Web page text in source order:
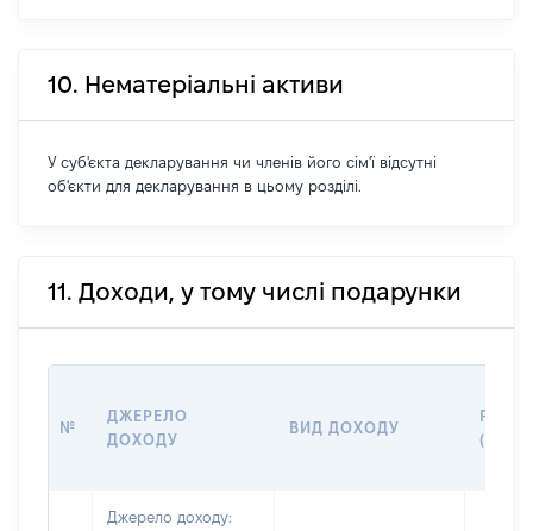
10. Нематеріальні активи
У суб'єкта декларування чи членів його сім'ї відсутні
об'єкти для декларування в цьому розділі.
11. Доходи, у тому числі подарунки
№
ДЖЕРЕЛО
ДОХОДУ
ВИД ДОХОДУ
Джерело доходу: